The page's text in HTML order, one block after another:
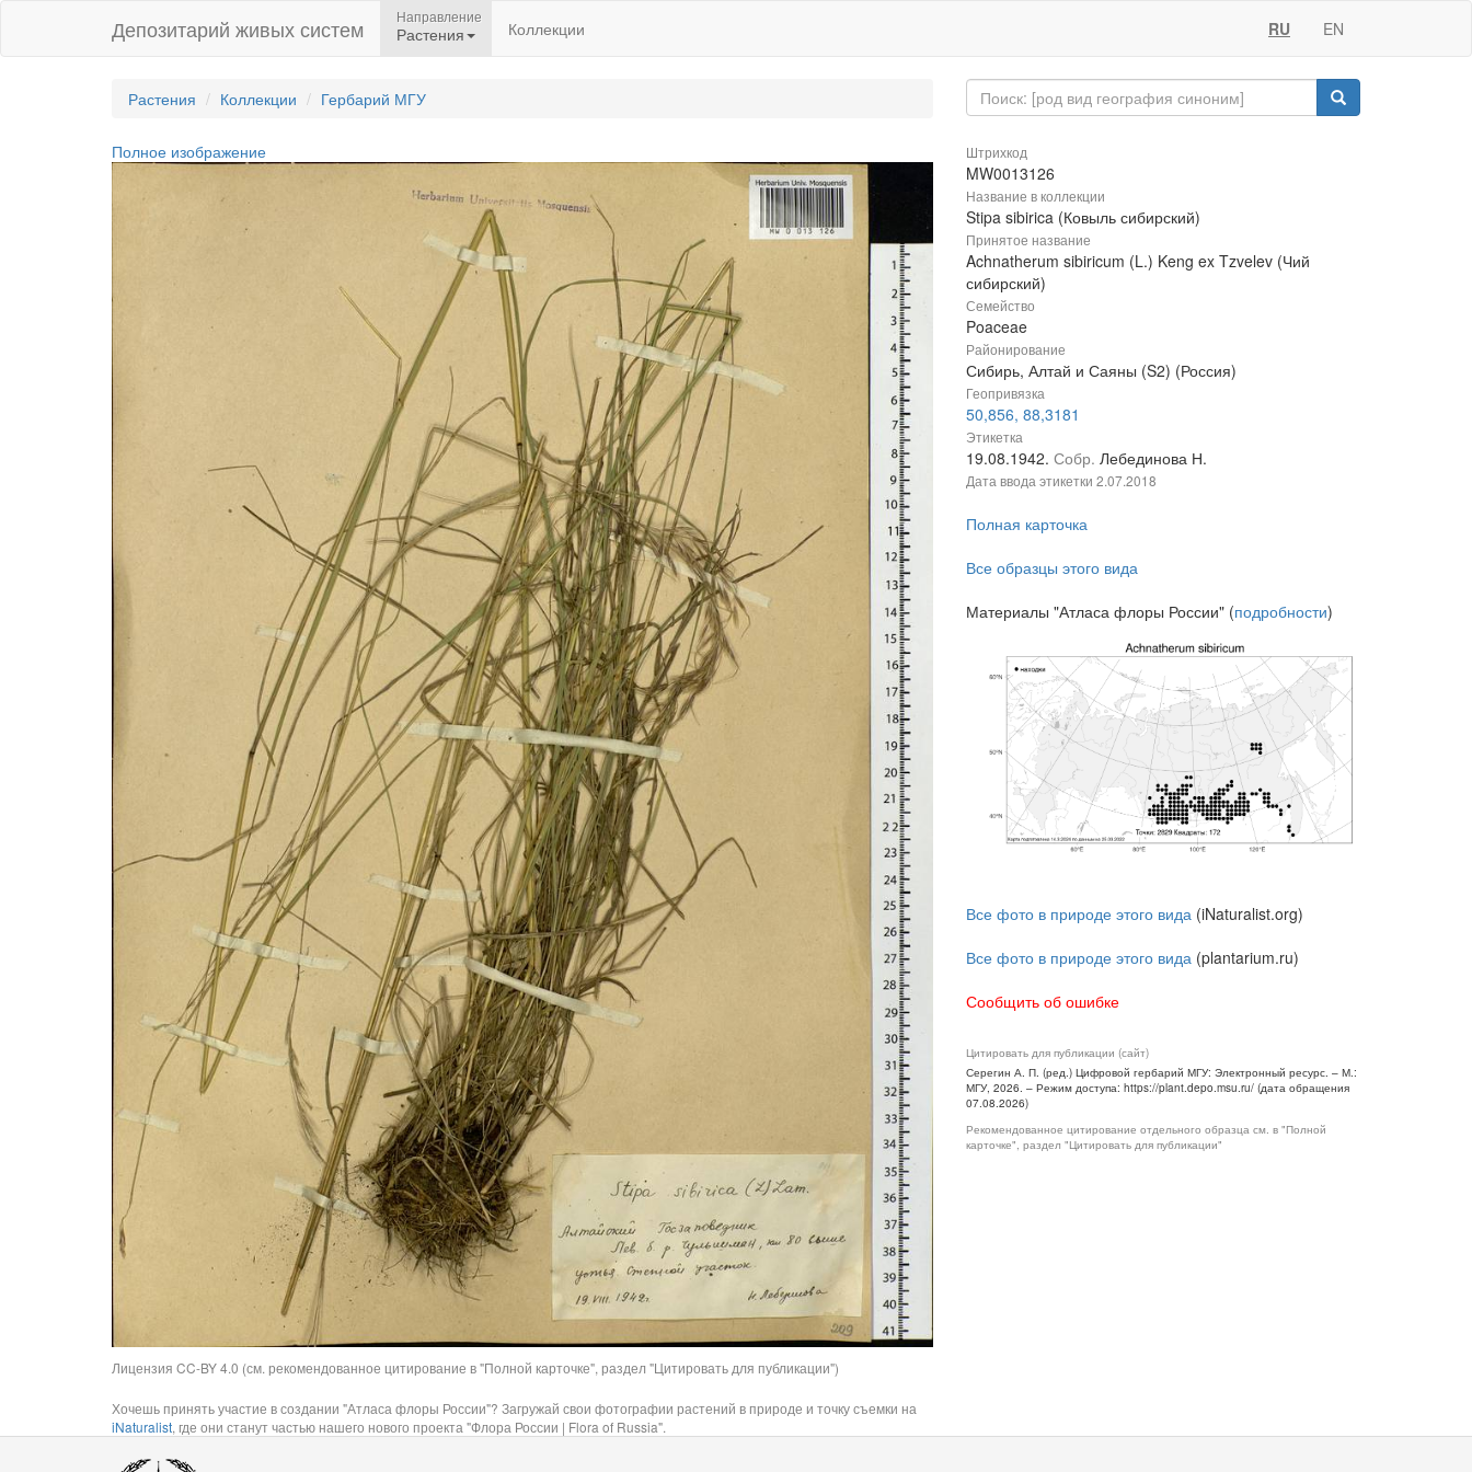
Депозитарий живых систем Направление
Растения Коллекции RU EN
Растения Коллекции Гербарий МГУ
Полное изображение
Лицензия CC-BY 4.0 (см. рекомендованное цитирование в "Полной карточке", раздел "Цитировать для публикации")
Хочешь принять участие в создании "Атласа флоры России"? Загружай свои фотографии растений в природе и точку съемки на
iNaturalist, где они станут частью нашего нового проекта "Флора России | Flora of Russia".
Штрихкод
MW0013126
Название в коллекции
Stipa sibirica (Ковыль сибирский)
Принятое название
Achnatherum sibiricum (L.) Keng ex Tzvelev (Чий
сибирский)
Семейство
Poaceae
Районирование
Сибирь, Алтай и Саяны (S2) (Россия)
Геопривязка
50,856, 88,3181
Этикетка
19.08.1942. Собр. Лебединова Н.
Дата ввода этикетки 2.07.2018
Полная карточка
Все образцы этого вида
Материалы "Атласа флоры России" (подробности)
Все фото в природе этого вида (iNaturalist.org)
Все фото в природе этого вида (plantarium.ru)
Сообщить об ошибке
Цитировать для публикации (сайт)
Серегин А. П. (ред.) Цифровой гербарий МГУ: Электронный ресурс. – М.:
МГУ, 2026. – Режим доступа: https://plant.depo.msu.ru/ (дата обращения
07.08.2026)
Рекомендованное цитирование отдельного образца см. в "Полной
карточке", раздел "Цитировать для публикации"